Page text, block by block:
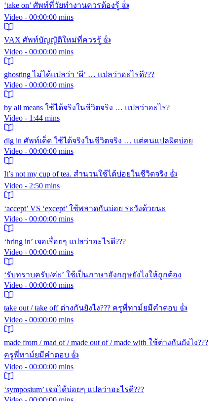
‘take on’ ศัพท์ที่วัยทำงานควรต้องรู้ 👍
Video - 00:00:00 mins
VAX ศัพท์บัญญัติใหม่ที่ควรรู้ 👍
Video - 00:00:00 mins
ghosting ไม่ได้แปลว่า ‘ผี’ … แปลว่าอะไรดี???
Video - 00:00:00 mins
by all means ใช้ได้จริงในชีวิตจริง … แปลว่าอะไร?
Video - 1:44 mins
dig in ศัพท์เด็ด ใช้ได้จริงในชีวิตจริง … แต่คนแปลผิดบ่อย
Video - 00:00:00 mins
It’s not my cup of tea. สำนวนใช้ได้บ่อยในชีวิตจริง 👍
Video - 2:50 mins
‘accept’ VS ‘except’ ใช้พลาดกันบ่อย ระวังด้วยนะ
Video - 00:00:00 mins
‘bring in’ เจอเรื่อยๆ แปลว่าอะไรดี???
Video - 00:00:00 mins
‘รับทราบครับ/ค่ะ’ ใช้เป็นภาษาอังกฤษยังไงให้ถูกต้อง
Video - 00:00:00 mins
take out / take off ต่างกันยังไง??? ครูพี่ทาม์ยมีคำตอบ 👍
Video - 00:00:00 mins
made from / mad of / made out of / made with ใช้ต่างกันยังไง???
ครูพี่ทาม์ยมีคำตอบ 👍
Video - 00:00:00 mins
‘symposium’ เจอได้บ่อยๆ แปลว่าอะไรดี???